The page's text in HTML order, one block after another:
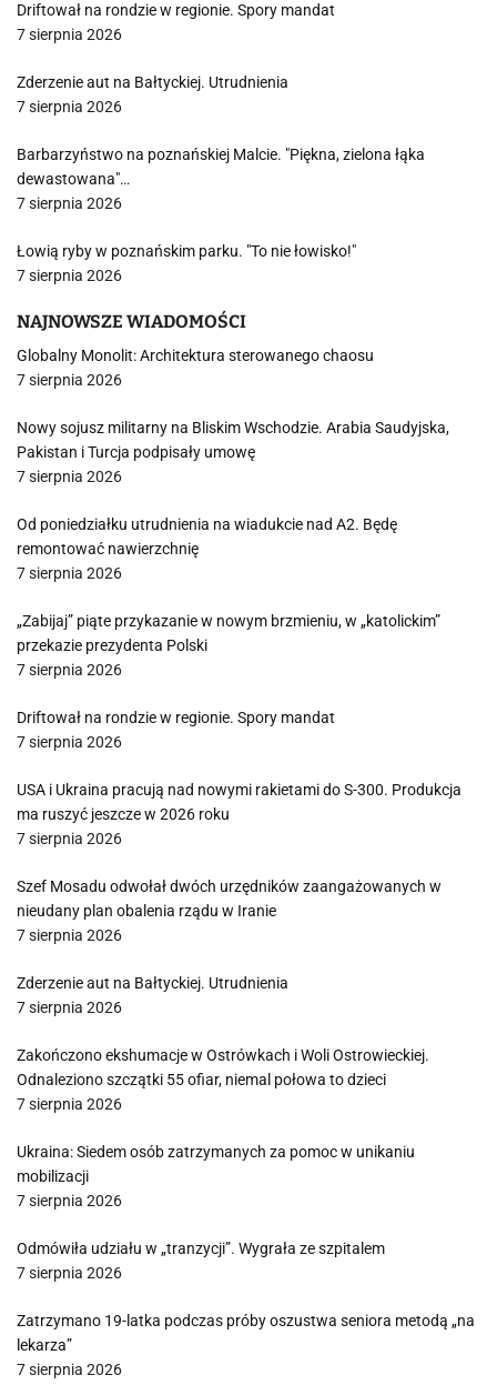
Driftował na rondzie w regionie. Spory mandat
7 sierpnia 2026
Zderzenie aut na Bałtyckiej. Utrudnienia
7 sierpnia 2026
Barbarzyństwo na poznańskiej Malcie. "Piękna, zielona łąka
dewastowana"…
7 sierpnia 2026
Łowią ryby w poznańskim parku. "To nie łowisko!"
7 sierpnia 2026
NAJNOWSZE WIADOMOŚCI
Globalny Monolit: Architektura sterowanego chaosu
7 sierpnia 2026
Nowy sojusz militarny na Bliskim Wschodzie. Arabia Saudyjska,
Pakistan i Turcja podpisały umowę
7 sierpnia 2026
Od poniedziałku utrudnienia na wiadukcie nad A2. Będę
remontować nawierzchnię
7 sierpnia 2026
„Zabijaj” piąte przykazanie w nowym brzmieniu, w „katolickim”
przekazie prezydenta Polski
7 sierpnia 2026
Driftował na rondzie w regionie. Spory mandat
7 sierpnia 2026
USA i Ukraina pracują nad nowymi rakietami do S-300. Produkcja
ma ruszyć jeszcze w 2026 roku
7 sierpnia 2026
Szef Mosadu odwołał dwóch urzędników zaangażowanych w
nieudany plan obalenia rządu w Iranie
7 sierpnia 2026
Zderzenie aut na Bałtyckiej. Utrudnienia
7 sierpnia 2026
Zakończono ekshumacje w Ostrówkach i Woli Ostrowieckiej.
Odnaleziono szczątki 55 ofiar, niemal połowa to dzieci
7 sierpnia 2026
Ukraina: Siedem osób zatrzymanych za pomoc w unikaniu
mobilizacji
7 sierpnia 2026
Odmówiła udziału w „tranzycji”. Wygrała ze szpitalem
7 sierpnia 2026
Zatrzymano 19-latka podczas próby oszustwa seniora metodą „na
lekarza”
7 sierpnia 2026